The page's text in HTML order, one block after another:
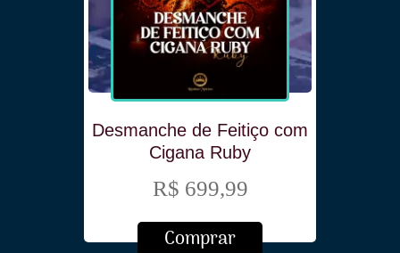
Desmanche de Feitiço com
Cigana Ruby
R$ 699,99
Comprar